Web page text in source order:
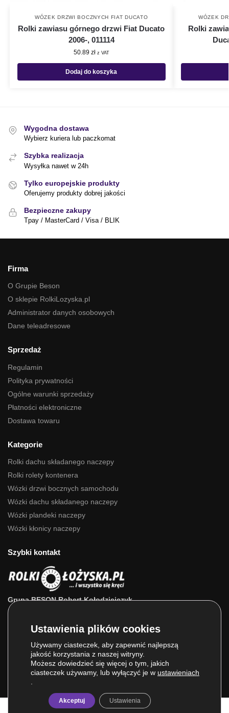
WÓZEK DRZWI BOCZNYCH FIAT DUCATO
Rolki zawiasu górnego drzwi Fiat Ducato
2006-, 011114
50.89 zł z VAT
Dodaj do koszyka
WÓZEK
Rolki
Wygodna dostawa
Wybierz kuriera lub paczkomat
Szybka realizacja
Wysyłka nawet w 24h
Tylko europejskie produkty
Oferujemy produkty dobrej jakości
Bezpieczne zakupy
Tpay / MasterCard / Visa / BLIK
Firma
O Grupie Beson
O sklepie RolkiLozyska.pl
Administrator danych osobowych
Dane teleadresowe
Sprzedaż
Regulamin
Polityka prywatności
Ogólne warunki sprzedaży
Płatności elektroniczne
Dostawa towaru
Kategorie
Rolki dachu składanego naczepy
Rolki rolety kontenera
Wózki drzwi bocznych samochodu
Wózki dachu składanego naczepy
Wózki plandeki naczepy
Wózki kłonicy naczepy
Szybki kontakt
Grupa BESON Robert Kołodziejczyk
ul. Powstańców Wlkp. 63a
E-mail:sklep@rolkilozyska.pl
Używamy ciasteczek, aby zapewnić najlepszą
jakość korzystania z naszej witryny.
Możesz dowiedzieć się więcej o tym, jakich
ciasteczek używamy, lub wyłączyć je w ustawieniach
Akceptuj Ustawienia